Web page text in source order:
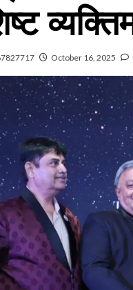
October 16, 2025